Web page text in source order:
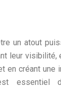
un atout
leur
en créant une
essentiel